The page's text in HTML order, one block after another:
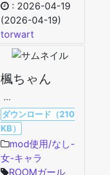
: 2026-04-19
(2026-04-19)
torwart
楓ちゃん
…
ダウンロード（210
KB）
mod使用/なし-
女-キャラ
ROOMガール、